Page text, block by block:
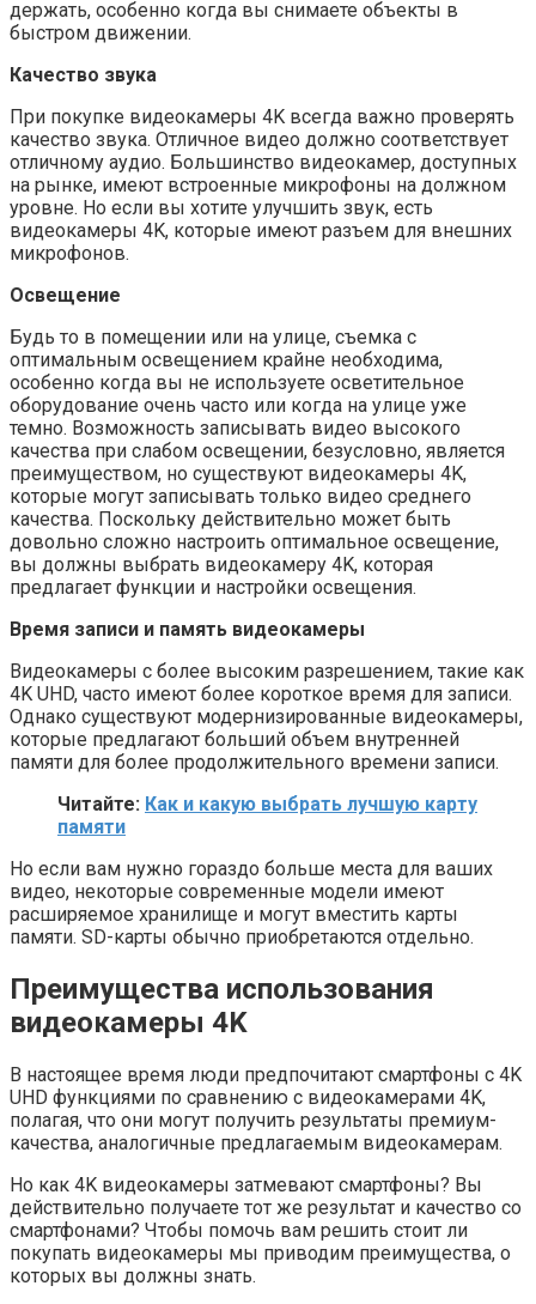
держать, особенно когда вы снимаете объекты в
быстром движении.
Качество звука
При покупке видеокамеры 4K всегда важно проверять
качество звука. Отличное видео должно соответствует
отличному аудио. Большинство видеокамер, доступных
на рынке, имеют встроенные микрофоны на должном
уровне. Но если вы хотите улучшить звук, есть
видеокамеры 4K, которые имеют разъем для внешних
микрофонов.
Освещение
Будь то в помещении или на улице, съемка с
оптимальным освещением крайне необходима,
особенно когда вы не используете осветительное
оборудование очень часто или когда на улице уже
темно. Возможность записывать видео высокого
качества при слабом освещении, безусловно, является
преимуществом, но существуют видеокамеры 4K,
которые могут записывать только видео среднего
качества. Поскольку действительно может быть
довольно сложно настроить оптимальное освещение,
вы должны выбрать видеокамеру 4K, которая
предлагает функции и настройки освещения.
Время записи и память видеокамеры
Видеокамеры с более высоким разрешением, такие как
4K UHD, часто имеют более короткое время для записи.
Однако существуют модернизированные видеокамеры,
которые предлагают больший объем внутренней
памяти для более продолжительного времени записи.
Читайте: Как и какую выбрать лучшую карту
памяти
Но если вам нужно гораздо больше места для ваших
видео, некоторые современные модели имеют
расширяемое хранилище и могут вместить карты
памяти. SD-карты обычно приобретаются отдельно.
Преимущества использования
видеокамеры 4K
В настоящее время люди предпочитают смартфоны с 4K
UHD функциями по сравнению с видеокамерами 4K,
полагая, что они могут получить результаты премиум-
качества, аналогичные предлагаемым видеокамерам.
Но как 4K видеокамеры затмевают смартфоны? Вы
действительно получаете тот же результат и качество со
смартфонами? Чтобы помочь вам решить стоит ли
покупать видеокамеры мы приводим преимущества, о
которых вы должны знать.